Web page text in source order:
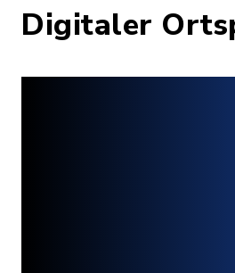
Digitaler